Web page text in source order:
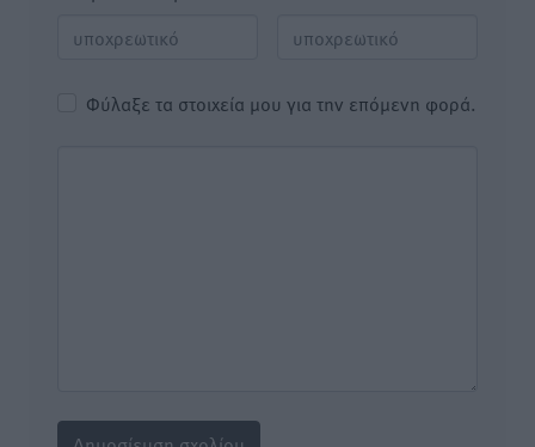
Φύλαξε τα στοιχεία μου για την επόμενη φορά.